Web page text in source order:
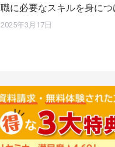
職に必要なスキルを身につ
2025年3月17日